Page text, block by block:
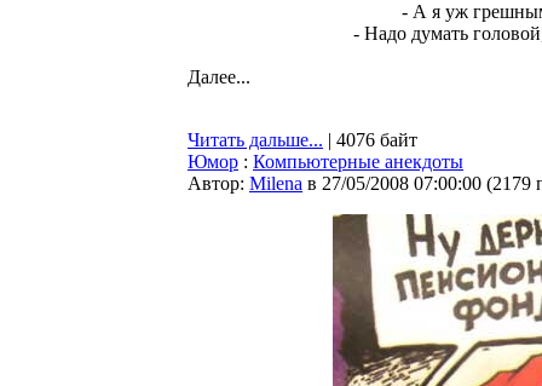
- А я уж
- Надо думать
Далее...
Читать дальше... | 4076 байт
Юмор : Компьютерные анекдоты
Автор: Milena в 27/05/2008 07:00:00 (2179